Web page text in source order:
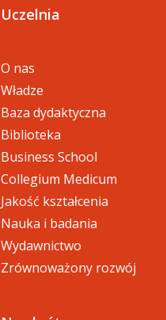
Uczelnia
O nas
Władze
Baza dydaktyczna
Biblioteka
Business School
Collegium Medicum
Jakość kształcenia
Nauka i badania
Wydawnictwo
Zrównoważony rozwój